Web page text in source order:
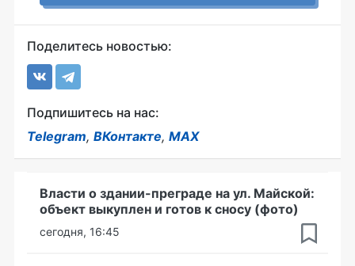
Поделитесь новостью:
Подпишитесь на нас:
Telegram, ВКонтакте, MAX
Власти о здании-преграде на ул. Майской:
объект выкуплен и готов к сносу (фото)
сегодня, 16:45